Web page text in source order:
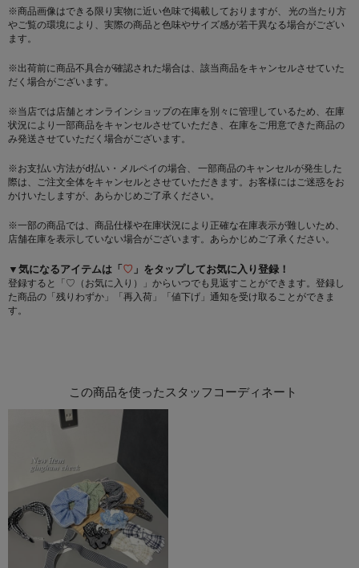
※商品画像はできる限り実物に近い色味で掲載しておりますが、 光の当たり方
やご覧の環境により、実際の商品と色味やサイズ感が若干異なる場合がござい
ます。
※出荷前に商品不具合が確認された場合は、該当商品をキャンセルさせていた
だく場合がございます。
※当店では店舗とオンラインショップの在庫を別々に管理しているため、在庫
状況により一部商品をキャンセルさせていただき、在庫をご用意できた商品の
み発送させていただく場合がございます。
※お支払い方法がd払い・メルペイの場合、 一部商品のキャンセルが発生した
際は、ご注文全体をキャンセルとさせていただきます。お客様にはご迷惑をお
かけいたしますが、あらかじめご了承ください。
※一部の商品では、商品仕様や在庫状況により正確な在庫表示が難しいため、
店舗在庫を表示していない場合がございます。あらかじめご了承ください。
▼気になるアイテムは「♡ 」をタップしてお気に入り登録！
登録すると「♡（お気に入り）」からいつでも見返すことができます。登録し
た商品の「残りわずか」「再入荷」「値下げ」通知を受け取ることができま
す。
この商品を使ったスタッフコーディネート